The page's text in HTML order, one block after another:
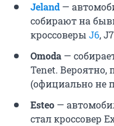
Jeland —
собирают на
кроссоверы J6,
Omoda —
Tenet. Вероятно,
(официально не
Esteo —
стал кроссовер